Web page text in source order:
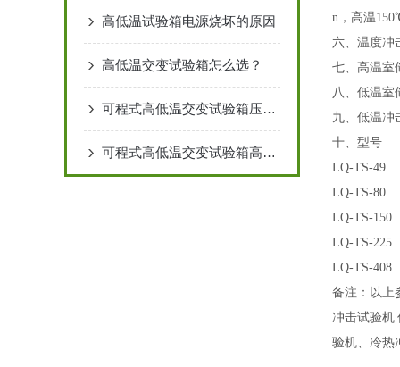
高低温试验箱电源烧坏的原因
高低温交变试验箱怎么选？
可程式高低温交变试验箱压缩机怎么维修保养？
可程式高低温交变试验箱高压故障
n，高温
六、温度冲
七、高温室
八、低温室
九、低温冲
十、 型号
LQ-TS-
LQ-TS-
LQ-TS-
LQ-TS-
LQ-TS-
备注：以上
冲击试验机
验机、冷热